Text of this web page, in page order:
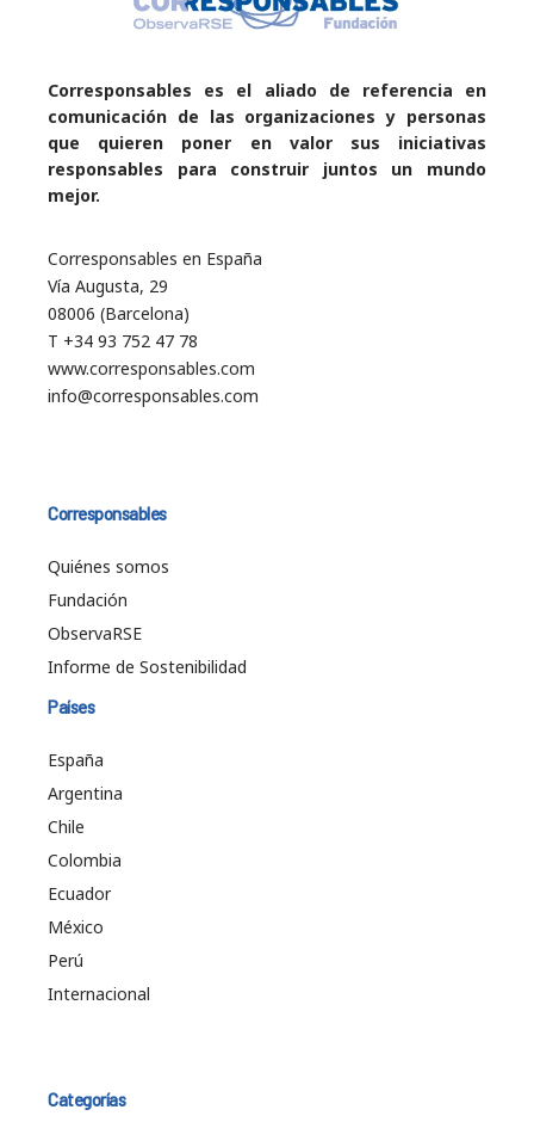
Corresponsables es el aliado de referencia en
comunicación de las organizaciones y personas
que quieren poner en valor sus iniciativas
responsables para construir juntos un mundo
mejor.
Corresponsables en España
Vía Augusta, 29
08006 (Barcelona)
T +34 93 752 47 78
www.corresponsables.com
info@corresponsables.com
Corresponsables
Quiénes somos
Fundación
ObservaRSE
Informe de Sostenibilidad
Países
España
Argentina
Chile
Colombia
Ecuador
México
Perú
Internacional
Categorías